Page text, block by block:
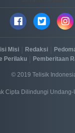
Misi Redaksi
Perilaku Pemberitaan
© 2019 Telisik
Cipta Dilindungi Undang-